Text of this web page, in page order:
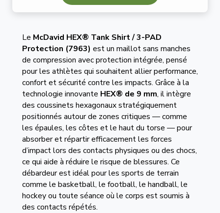
Le McDavid HEX® Tank Shirt / 3-PAD
Protection (7963) est un maillot sans manches
de compression avec protection intégrée, pensé
pour les athlètes qui souhaitent allier performance,
confort et sécurité contre les impacts. Grâce à la
technologie innovante HEX® de 9 mm, il intègre
des coussinets hexagonaux stratégiquement
positionnés autour de zones critiques — comme
les épaules, les côtes et le haut du torse — pour
absorber et répartir efficacement les forces
d’impact lors des contacts physiques ou des chocs,
ce qui aide à réduire le risque de blessures. Ce
débardeur est idéal pour les sports de terrain
comme le basketball, le football, le handball, le
hockey ou toute séance où le corps est soumis à
des contacts répétés.